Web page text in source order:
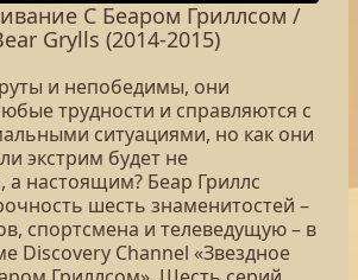
С Беаром Гриллсом /
Grylls (2014-2015)
и непобедимы, они
трудности и справляются с
ситуациями, но как они
экстрим будет не
настоящим? Беар Гриллс
шесть знаменитостей –
спортсмена и телеведущую – в
Discovery Channel «Звездное